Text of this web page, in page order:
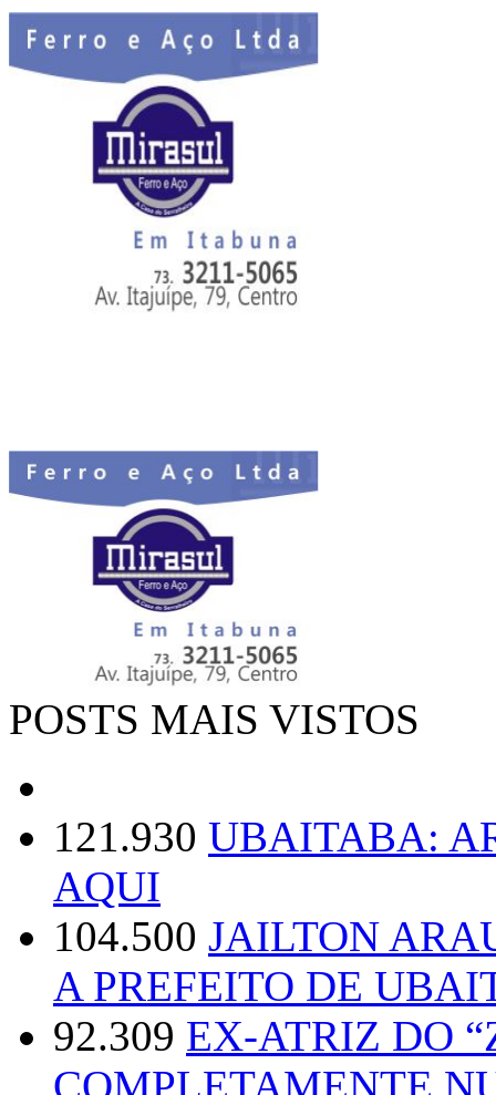
POSTS MAIS VISTOS
121.930 UBAITABA:
AQUI
104.500 JAILTON
A PREFEITO DE
92.309 EX-ATRIZ DO